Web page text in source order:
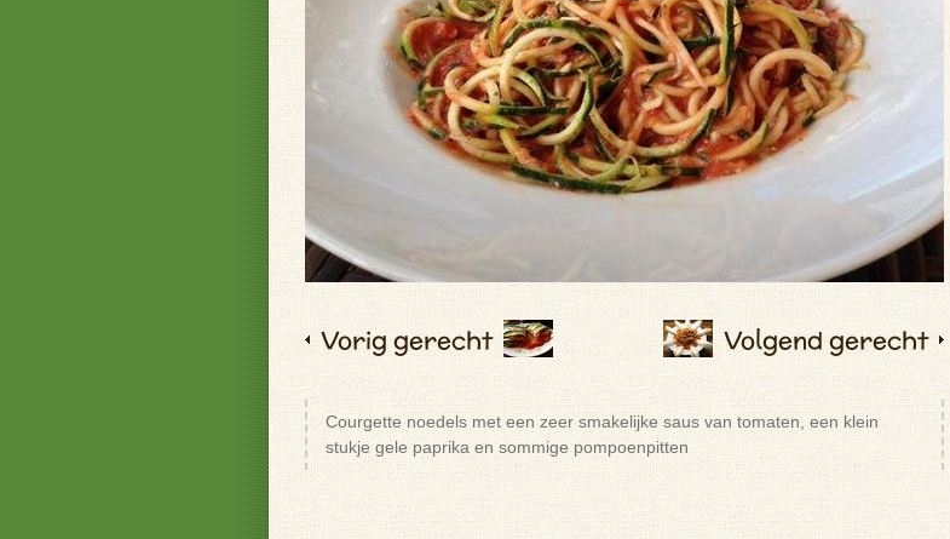
Vorig gerecht Volgend gerecht
Courgette noedels met een zeer smakelijke saus van tomaten, een klein
stukje gele paprika en sommige pompoenpitten